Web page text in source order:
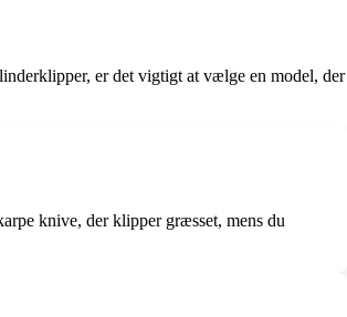
er det vigtigt at vælge en model, der
knive, der klipper græsset, mens du